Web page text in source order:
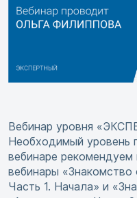
Вебинар уровня
Необходимый уровень
вебинаре
вебинары «Знакомство
Часть 1. Начала» и